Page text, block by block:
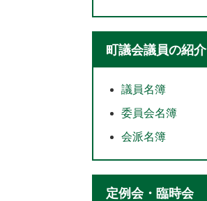
町議会議員の紹介
議員名簿
委員会名簿
会派名簿
定例会・臨時会